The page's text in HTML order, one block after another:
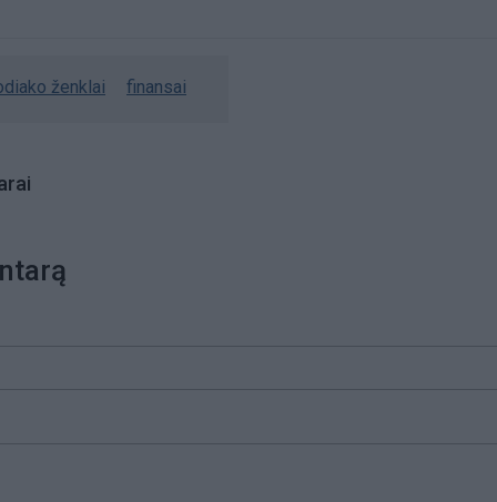
ženklai finansai